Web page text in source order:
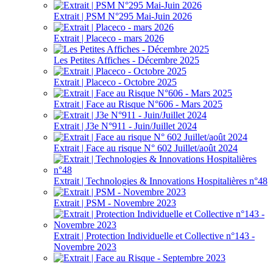
Extrait | PSM N°295 Mai-Juin 2026
Extrait | Placeco - mars 2026
Les Petites Affiches - Décembre 2025
Extrait | Placeco - Octobre 2025
Extrait | Face au Risque N°606 - Mars 2025
Extrait | J3e N°911 - Juin/Juillet 2024
Extrait | Face au risque N° 602 Juillet/août 2024
Extrait | Technologies & Innovations Hospitalières n°48
Extrait | PSM - Novembre 2023
Extrait | Protection Individuelle et Collective n°143 -
Novembre 2023